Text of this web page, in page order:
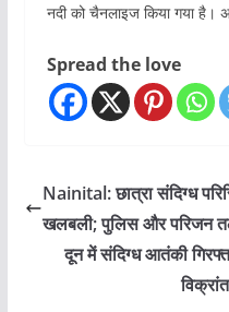
नदी को चैनलाइज किया गया है।
Spread the love
Nainital: छात्रा संदिग्ध
खलबली; पुलिस और परिजन
दून में संदिग्ध आतंकी